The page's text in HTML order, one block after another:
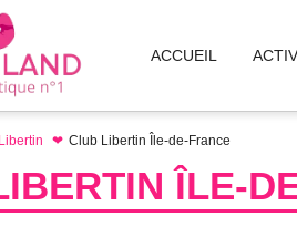
ACCUEIL
Club Libertin Île-de-France
ÎLE-